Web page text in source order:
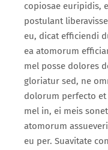
copiosae euripidis,
postulant
eu, dicat efficiendi
ea atomorum
mel posse dolores
gloriatur sed, ne
dolorum perfecto
mel in, ei meis
atomorum
eu per. Suavitate